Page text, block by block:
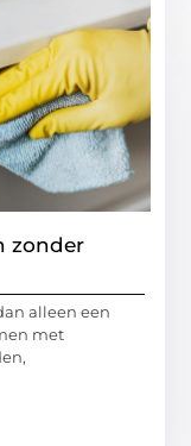
zonder
alleen een
met